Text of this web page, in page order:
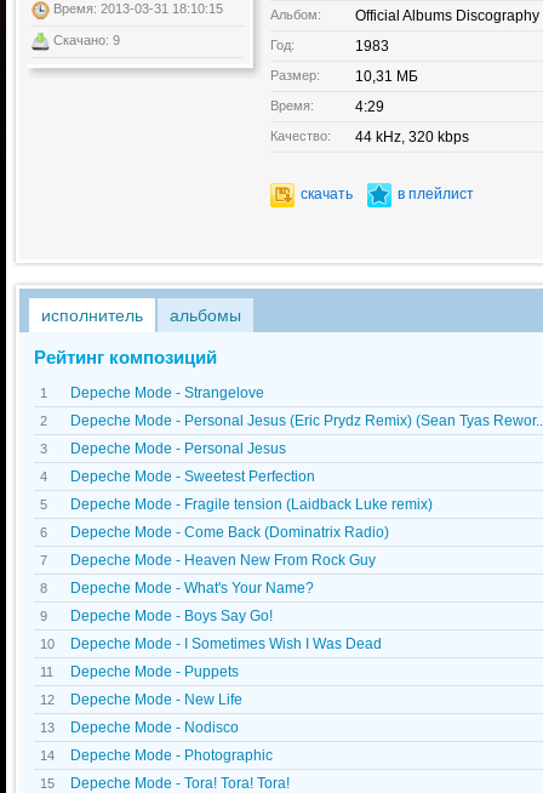
Время: 2013-03-31 18:10:15
Скачано: 9
Альбом: Official Albums Discography
Год: 1983
Размер: 10,31 МБ
Время: 4:29
Качество: 44 kHz, 320 kbps
скачать в плейлист
исполнитель альбомы
Рейтинг композиций
1 Depeche Mode - Strangelove
2 Depeche Mode - Personal Jesus (Eric Prydz Remix) (Sean Tyas
3 Depeche Mode - Personal Jesus
4 Depeche Mode - Sweetest Perfection
5 Depeche Mode - Fragile tension (Laidback Luke remix)
6 Depeche Mode - Come Back (Dominatrix Radio)
7 Depeche Mode - Heaven New From Rock Guy
8 Depeche Mode - What's Your Name?
9 Depeche Mode - Boys Say Go!
10 Depeche Mode - I Sometimes Wish I Was Dead
11 Depeche Mode - Puppets
12 Depeche Mode - New Life
13 Depeche Mode - Nodisco
14 Depeche Mode - Photographic
15 Depeche Mode - Tora! Tora! Tora!